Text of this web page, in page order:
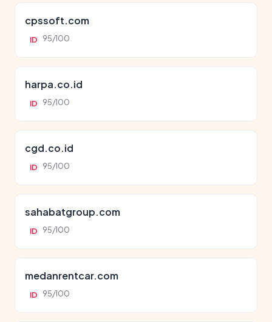
cpssoft.com
ID 95/100
harpa.co.id
ID 95/100
cgd.co.id
ID 95/100
sahabatgroup.com
ID 95/100
medanrentcar.com
ID 95/100